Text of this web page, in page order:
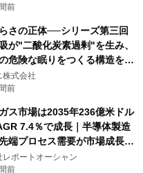
前
さの正体──シリーズ第三回
が"二酸化炭素過剰"を生み、
危険な眠りをつくる構造を解
株式会社
前
ス市場は2035年236億米ドル
7.4％で成長｜半導体製造
端プロセス需要が市場成長を
レポートオーシャン
前